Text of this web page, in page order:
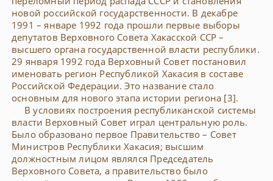
новой российской государственности. В декабре
1991 – январе 1992 года прошли первые выборы
депутатов Верховного Совета Хакасской ССР –
высшего органа государственной власти республики.
29 января 1992 года Верховный Совет постановил
именовать регион Республикой Хакасия в составе
Российской Федерации. Это название стало
основным для нового этапа истории региона [3].
В условиях построения республиканской системы
власти Верховный Совет играл центральную роль.
Было образовано первое Правительство – Совет
Министров Республики Хакасия; высшим
должностным лицом являлся Председатель
Верховного Совета, а правительство было